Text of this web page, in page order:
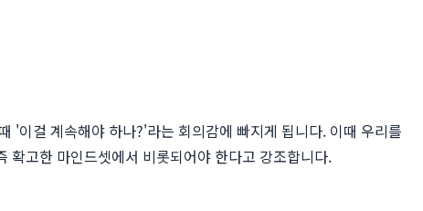
'이걸 계속해야 하나?'라는 회의감에 빠지게 됩니다. 이때 우리를
확고한 마인드셋에서 비롯되어야 한다고 강조합니다.